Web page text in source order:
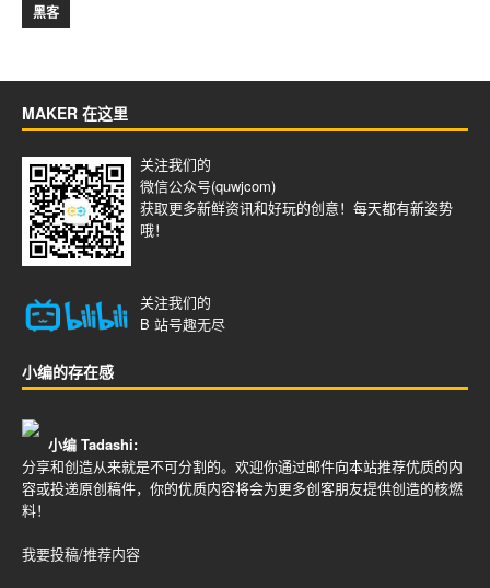
黑客
MAKER 在这里
关注我们的
微信公众号(quwjcom)
获取更多新鲜资讯和好玩的创意！每天都有新姿势
哦！
关注我们的
B 站号趣无尽
小编的存在感
小编 Tadashi:
分享和创造从来就是不可分割的。欢迎你通过邮件向本站推荐优质的内
容或投递原创稿件，你的优质内容将会为更多创客朋友提供创造的核燃
料！
我要投稿/推荐内容